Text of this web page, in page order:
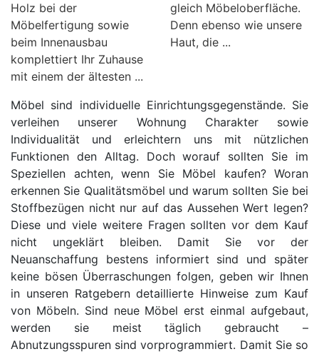
Holz bei der
Möbelfertigung sowie
beim Innenausbau
komplettiert Ihr Zuhause
mit einem der ältesten ...
gleich Möbeloberfläche.
Denn ebenso wie unsere
Haut, die ...
Möbel sind individuelle Einrichtungsgegenstände. Sie
verleihen unserer Wohnung Charakter sowie
Individualität und erleichtern uns mit nützlichen
Funktionen den Alltag. Doch worauf sollten Sie im
Speziellen achten, wenn Sie Möbel kaufen? Woran
erkennen Sie Qualitätsmöbel und warum sollten Sie bei
Stoffbezügen nicht nur auf das Aussehen Wert legen?
Diese und viele weitere Fragen sollten vor dem Kauf
nicht ungeklärt bleiben. Damit Sie vor der
Neuanschaffung bestens informiert sind und später
keine bösen Überraschungen folgen, geben wir Ihnen
in unseren Ratgebern detaillierte Hinweise zum Kauf
von Möbeln. Sind neue Möbel erst einmal aufgebaut,
werden sie meist täglich gebraucht –
Abnutzungsspuren sind vorprogrammiert. Damit Sie so